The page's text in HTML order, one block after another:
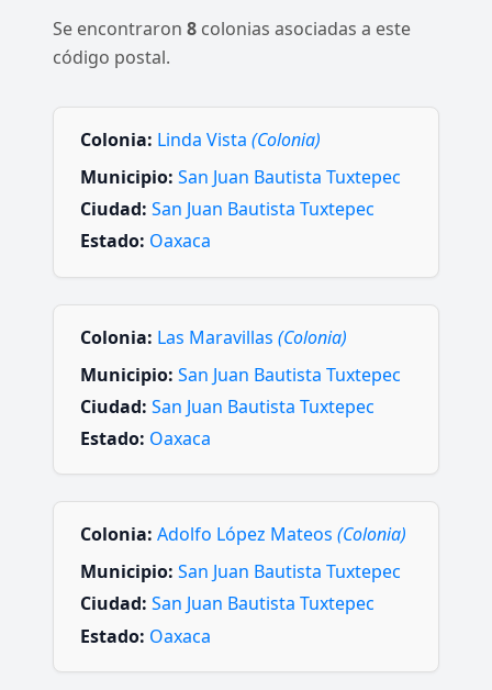
Se encontraron 8 colonias asociadas a este
código postal.
Colonia: Linda Vista (Colonia)
Municipio: San Juan Bautista Tuxtepec
Ciudad: San Juan Bautista Tuxtepec
Estado: Oaxaca
Colonia: Las Maravillas (Colonia)
Municipio: San Juan Bautista Tuxtepec
Ciudad: San Juan Bautista Tuxtepec
Estado: Oaxaca
Colonia: Adolfo López Mateos (Colonia)
Municipio: San Juan Bautista Tuxtepec
Ciudad: San Juan Bautista Tuxtepec
Estado: Oaxaca